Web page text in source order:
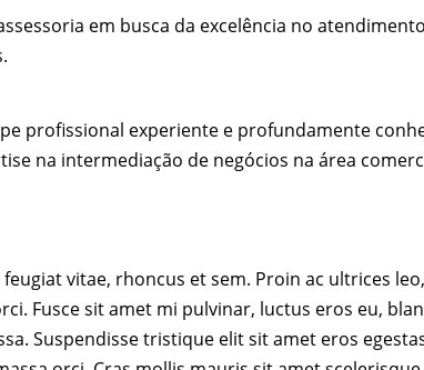
em busca da excelência no
profissional experiente e profundamente
na intermediação de negócios na área
vitae, rhoncus et sem. Proin ac ultrices
Fusce sit amet mi pulvinar, luctus eros eu,
Suspendisse tristique elit sit amet eros